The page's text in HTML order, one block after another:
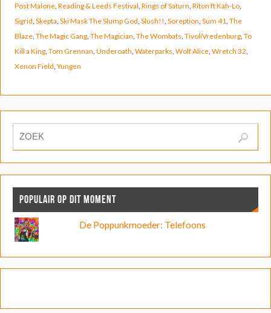
Post Malone, Reading & Leeds Festival Rings of Saturn Riton ft Kah-Lo,
Sigrid Skepta Ski Mask The Slump God Slush!! Soreption Sum 41 The
Blaze, The Magic Gang, The Magician The Wombats TivoliVredenburg, To
Kill a King, Tom Grennan Underoath Waterparks Wolf Alice, Wretch 32
Xenon Field Yungen
POPULAIR OP DIT MOMENT
De Poppunkmoeder: Telefoons